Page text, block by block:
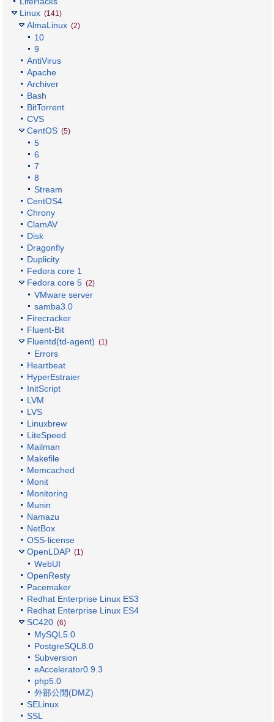
Linux (141)
AlmaLinux (2)
10
9
AntiVirus
Apache
Archiver
Bash
BitTorrent
CVS
CentOS (5)
5
6
7
8
Stream
CentOS4
Chrony
ClamAV
Disk
Dragonfly
Duplicity
Fedora core 1
Fedora core 5 (2)
VMware server
samba3.0
Firecracker
Fluent-Bit
Fluentd(td-agent) (1)
Errors
Heartbeat
HyperEstraier
InitScript
LVM
LVS
Linuxbrew
LiteSpeed
Mailman
Makefile
Memcached
Monit
Monitoring
Munin
Namazu
NetBox
OSS-license
OpenLDAP (1)
WebUI
OpenResty
Pacemaker
Redhat Enterprise Linux ES3
Redhat Enterprise Linux ES4
SC420 (6)
MySQL5.0
PostgreSQL8.0
Subversion
eAccelerator0.9.3
php5.0
外部公開(DMZ)
SELinux
SSL